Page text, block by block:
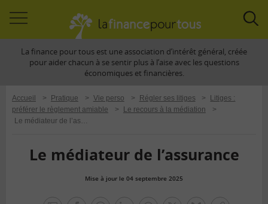
àLa finance pour tous est une association d’intérêt général, créée
pour aider chacun à se sentir plus à l’aise avec les questions
économiques et financières.
Accueil > Pratique > Vie perso > Régler ses litiges >
Litiges :
préférer le règlement amiable
> Le recours à la médiation
>
Le médiateur de l’assurance
Le médiateur de l’assurance
Mise à jour le 04 septembre 2025